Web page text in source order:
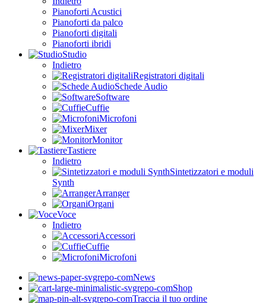
Pianoforti Acustici
Pianoforti da palco
Pianoforti digitali
Pianoforti ibridi
Studio
Indietro
Registratori digitali
Schede Audio
Software
Cuffie
Microfoni
Mixer
Monitor
Tastiere
Indietro
Sintetizzatori e moduli
Synth
Arranger
Organi
Voce
Indietro
Accessori
Cuffie
Microfoni
News
Shop
Traccia il tuo ordine